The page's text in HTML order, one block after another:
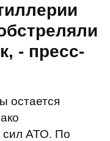
- пресс-
остается
сил АТО. По